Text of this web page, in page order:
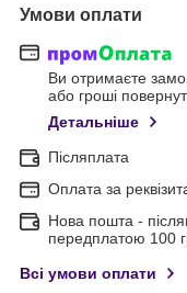
Умови оплати
Ви отримаєте
або гроші
Детальніше
Післяплата
Оплата за
Нова пошта -
передплатою 100
Всі умови оплати